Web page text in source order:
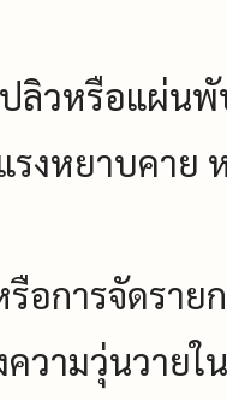
ปลิวหรือแผ่น
งหยาบคาย
รือการจัดรา
วามวุ่นวายใ